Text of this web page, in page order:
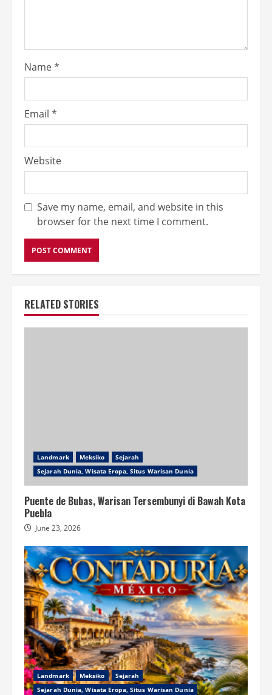
Name*
Email *
Website
Save my name, email, and website in this
browser for the next time I comment.
RELATED STORIES
Landmark Meksiko
Sejarah
Sejarah Dunia, Wisata Eropa, Situs Warisan Dunia
Puente de Bubas, Warisan Tersembunyi di Bawah Kota
Puebla
June 23, 2026
Landmark Meksiko
Sejarah
Sejarah Dunia, Wisata Eropa, Situs Warisan Dunia